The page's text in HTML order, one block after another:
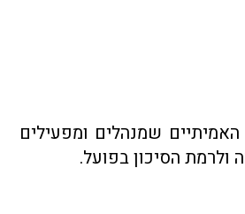
שמנהלים ומפעילים
ולרמת הסיכון בפועל.